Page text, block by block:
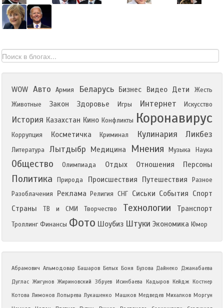
WOW Авто Армия Беларусь Бизнес Видео Дети
Жесть
Животные
Закон Здоровье Игры Интернет Искусство
История Казахстан Кино Конфликты Коронавирус
Коррупция Косметичка Криминал Кулинария Ликбез
Литература Лытдыбр Медицина Мнения Музыка Наука
Общество Олимпиада Отдых Отношения Персоны
Политика Природа Происшествия Путешествия
Разное
Разоблачения
Реклама Религия СНГ Сиськи События Спорт
Страны
ТВ и СМИ Творчество Технологии Транспорт
Троллинг Финансы Фото Шоубиз Штуки Экономика Юмор
Абрамович Альмодовар Башаров Белых Боня Бузова Дайнеко Джанабаева
Дуглас Жигунов Жириновский Збруев Исинбаева Кадыров Кейдж Костнер
Котова Лимонов Лопырева Лукашенко Машков Медведев Михалков Моргун